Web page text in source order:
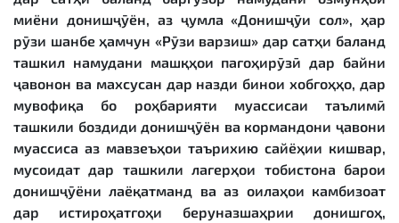
миёни донишҷӯён, аз ҷумла «Донишҷӯи сол», ҳар
рӯзи шанбе ҳамчун «Рӯзи варзиш» дар сатҳи баланд
ташкил намудани машқҳои пагоҳирӯзӣ дар байни
ҷавонон ва махсусан дар назди бинои хобгоҳҳо, дар
мувофиқа бо роҳбарияти муассисаи таълимӣ
ташкили боздиди донишҷӯён ва кормандони ҷавони
муассиса аз мавзеъҳои таърихию сайёҳии кишвар,
мусоидат дар ташкили лагерҳои тобистона барои
донишҷӯёни лаёқатманд ва аз оилаҳои камбизоат
дар истироҳатгоҳи беруназшаҳрии донишгоҳ,